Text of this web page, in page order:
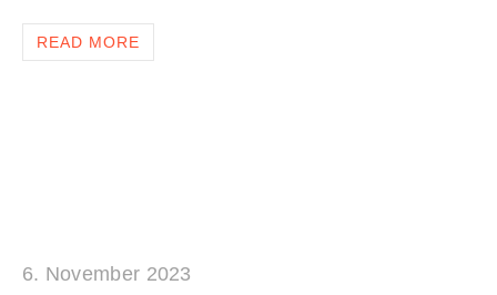
READ MORE
6. November 2023